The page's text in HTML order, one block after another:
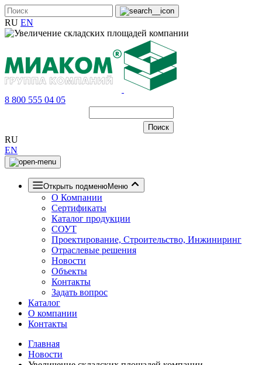
RU EN
8 800 555 04 05
RU
EN
Открыть подменюМеню
О Компании
Сертификаты
Каталог продукции
СОУТ
Проектирование, Строительство, Инжиниринг
Отраслевые решения
Новости
Объекты
Контакты
Задать вопрос
Каталог
О компании
Контакты
Главная
Новости